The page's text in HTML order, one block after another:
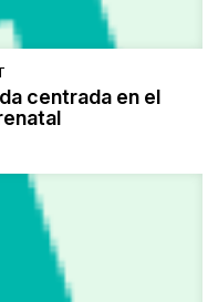
centrada en el